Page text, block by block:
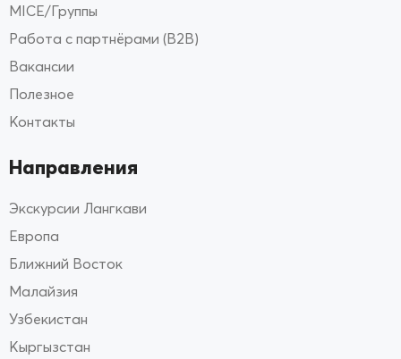
MICE/Группы
Работа с партнёрами (B2B)
Вакансии
Полезное
Контакты
Направления
Экскурсии Лангкави
Европа
Ближний Восток
Малайзия
Узбекистан
Кыргызстан